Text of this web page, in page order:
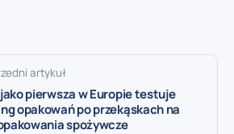
artykuł
pierwsza w Europie testuje
opakowań po przekąskach na
spożywcze